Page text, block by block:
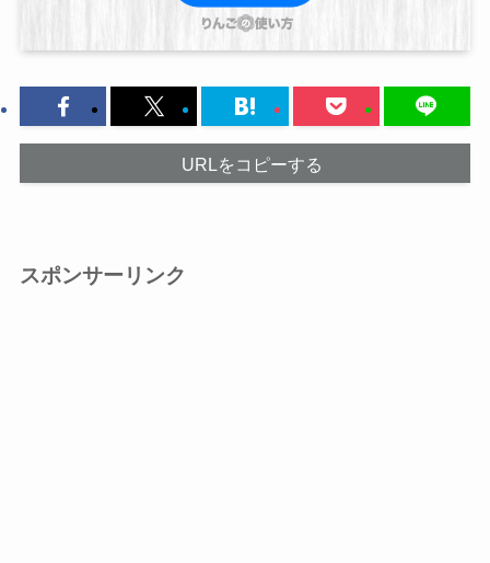
URLをコピーする
スポンサーリンク